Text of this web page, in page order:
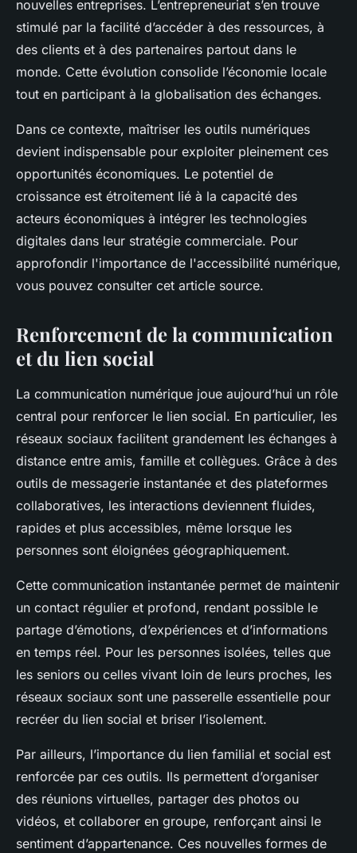
nouvelles entreprises. L’entrepreneuriat s’en trouve
stimulé par la facilité d’accéder à des ressources, à
des clients et à des partenaires partout dans le
monde. Cette évolution consolide l’économie locale
tout en participant à la globalisation des échanges.
Dans ce contexte, maîtriser les outils numériques
devient indispensable pour exploiter pleinement ces
opportunités économiques. Le potentiel de
croissance est étroitement lié à la capacité des
acteurs économiques à intégrer les technologies
digitales dans leur stratégie commerciale. Pour
approfondir l'importance de l'accessibilité numérique,
vous pouvez consulter cet article source.
Renforcement de la communication
et du lien social
La communication numérique joue aujourd’hui un rôle
central pour renforcer le lien social. En particulier, les
réseaux sociaux facilitent grandement les échanges à
distance entre amis, famille et collègues. Grâce à des
outils de messagerie instantanée et des plateformes
collaboratives, les interactions deviennent fluides,
rapides et plus accessibles, même lorsque les
personnes sont éloignées géographiquement.
Cette communication instantanée permet de maintenir
un contact régulier et profond, rendant possible le
partage d’émotions, d’expériences et d’informations
en temps réel. Pour les personnes isolées, telles que
les seniors ou celles vivant loin de leurs proches, les
réseaux sociaux sont une passerelle essentielle pour
recréer du lien social et briser l’isolement.
Par ailleurs, l’importance du lien familial et social est
renforcée par ces outils. Ils permettent d’organiser
des réunions virtuelles, partager des photos ou
vidéos, et collaborer en groupe, renforçant ainsi le
sentiment d’appartenance. Ces nouvelles formes de